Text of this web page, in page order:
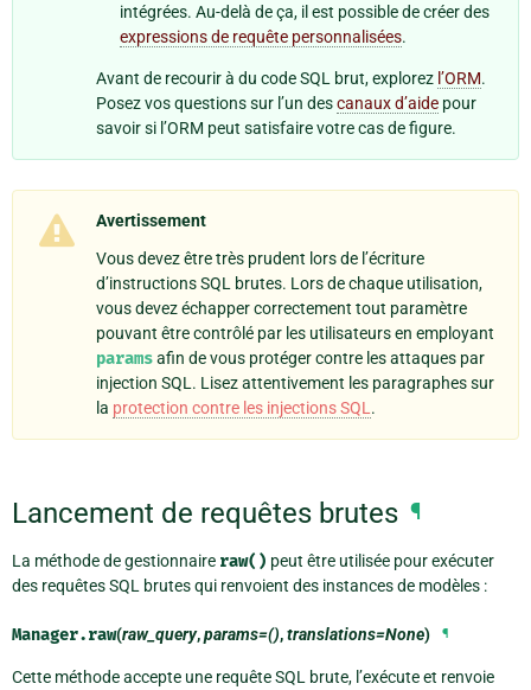
intégrées. Au-delà de ça, il est possible de créer des
expressions de requête personnalisées.
Avant de recourir à du code SQL brut, explorez l’ORM.
Posez vos questions sur l’un descanaux d’aide pour
savoir si l’ORM peut satisfaire votre cas de figure.
Avertissement
Vous devez être très prudent lors de l’écriture
d’instructions SQL brutes. Lors de chaque utilisation,
vous devez échapper correctement tout paramètre
pouvant être contrôlé par les utilisateurs en employant
paramsafin de vous protéger contre les attaques par
injection SQL. Lisez attentivement les paragraphes sur
la protection contre les injections SQL .
Lancement de requêtes brutes ¶
La méthode de gestionnaire raw() peut être utilisée pour exécuter
des requêtes SQL brutes qui renvoient des instances de modèles :
Manager.raw(raw_query,params=(),translations=None) ¶
Cette méthode accepte une requête SQL brute, l’exécute et renvoie